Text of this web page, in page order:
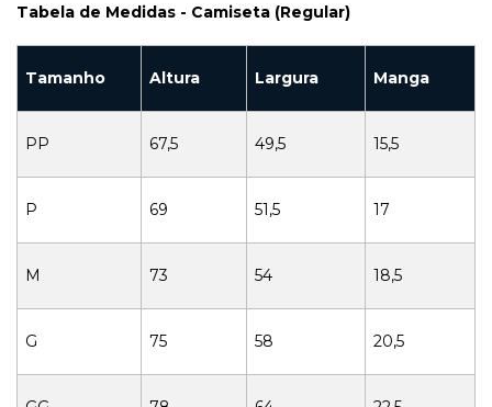
Tabela de Medidas - Camiseta (Regular)
Tamanho Altura Largura Manga
PP 67,5 49,5 15,5
P 69 51,5 17
M 73 54 18,5
G 75 58 20,5